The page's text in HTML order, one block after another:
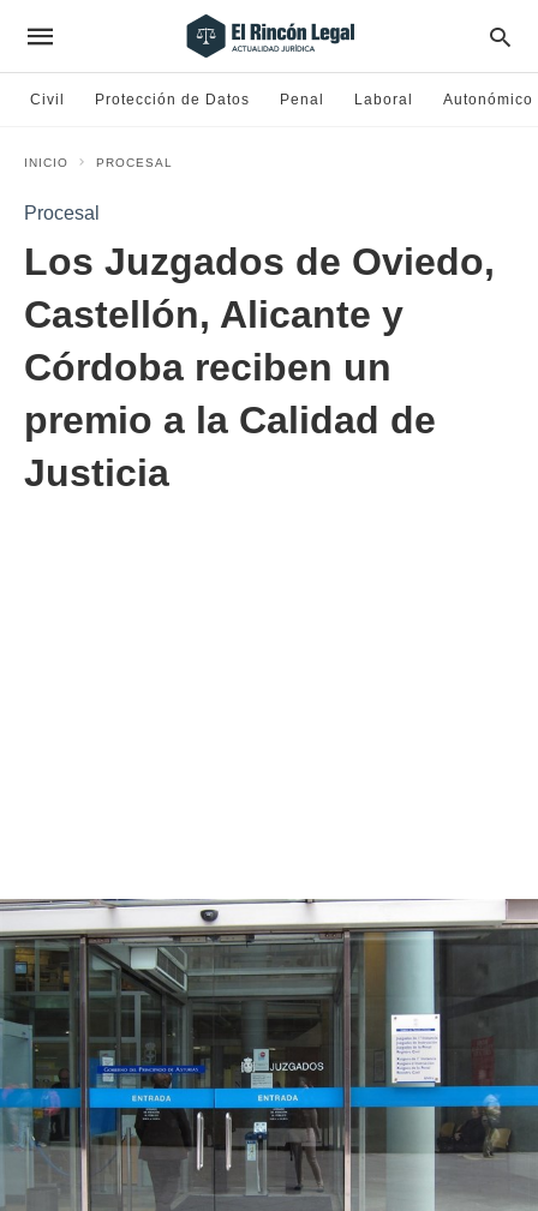
Civil Protección de Datos Penal Laboral Autonómico
INICIO PROCESAL
Procesal
Los Juzgados de Oviedo,
Castellón, Alicante y
Córdoba reciben un
premio a la Calidad de
Justicia